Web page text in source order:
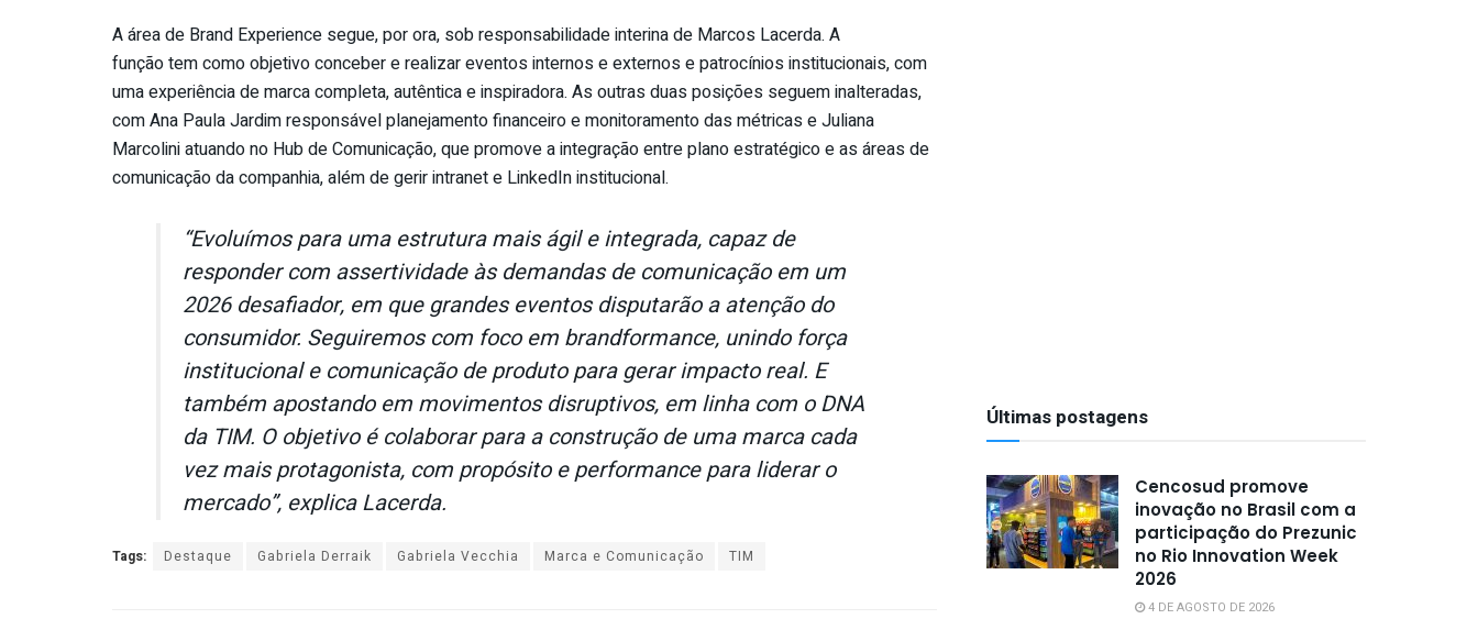
A área de Brand Experience segue, por ora, sob responsabilidade interina de Marcos Lacerda. A
funçãotemcomo objetivo conceber e realizar eventos internos e externos e patrocínios institucionais, com
uma experiência de marca completa, autêntica e inspiradora. As outras duas posições seguem inalteradas,
com Ana Paula Jardim responsável planejamento financeiro e monitoramento das métricas e Juliana
Marcolini atuando no Hub de Comunicação, que promove a integração entre plano estratégico e as áreas de
comunicação da companhia, além de gerir intranet e LinkedIn institucional.
“Evoluímos para uma estruturamais ágil e integrada, capaz de
responder com assertividade às demandas de comunicação em um
2026 desafiador, em que grandes eventos disputarão a atenção do
consumidor. Seguiremos com foco em brandformance, unindo força
institucional e comunicação de produto para gerar impacto real. E
também apostando em movimentos disruptivos, em linha com o DNA
da TIM. O objetivo é colaborar para a construção de uma marca cada
vez mais protagonista, com propósito e performance para liderar o
mercado”, explica Lacerda.
Tags: Destaque Gabriela Derraik Gabriela Vecchia Marca e Comunicação TIM
Últimas postagens
Cencosud promove
inovação no Brasil com a
participação do Prezunic
no Rio Innovation Week
2026
4 DE AGOSTO DE 2026